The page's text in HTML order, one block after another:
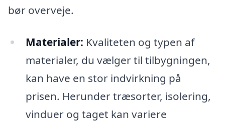
bør overveje.
Materialer: Kvaliteten og typen af
materialer, du vælger til tilbygningen,
kan have en stor indvirkning på
prisen. Herunder træsorter, isolering,
vinduer og taget kan variere